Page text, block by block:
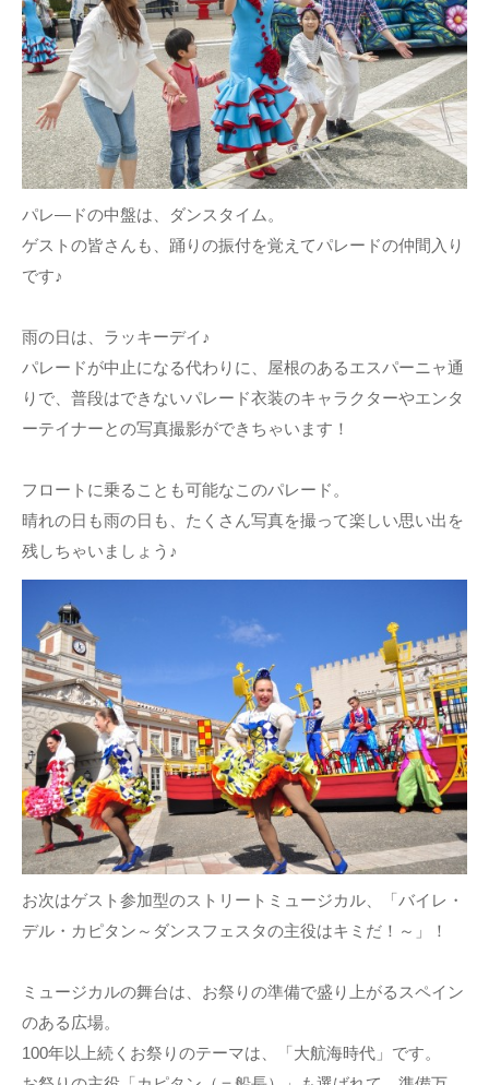
パレ―ドの中盤は、ダンスタイム。
ゲストの皆さんも、踊りの振付を覚えてパレードの仲間入り
です♪
雨の日は、ラッキーデイ♪
パレードが中止になる代わりに、屋根のあるエスパーニャ通
りで、普段はできないパレード衣装のキャラクターやエンタ
ーテイナーとの写真撮影ができちゃいます！
フロートに乗ることも可能なこのパレード。
晴れの日も雨の日も、たくさん写真を撮って楽しい思い出を
残しちゃいましょう♪
お次はゲスト参加型のストリートミュージカル、「バイレ・
デル・カピタン～ダンスフェスタの主役はキミだ！～」！
ミュージカルの舞台は、お祭りの準備で盛り上がるスペイン
のある広場。
100年以上続くお祭りのテーマは、「大航海時代」です。